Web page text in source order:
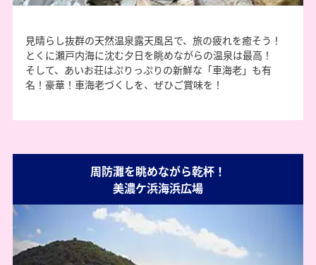
見晴らし抜群の天然温泉露天風呂で、旅の疲れを癒そう！
とくに瀬戸内海に沈む夕日を眺めながらの温泉は最高！
そして、あいお荘はぷりっぷりの新鮮な「車海老」も有
名！豪華！車海老づくしを、ぜひご賞味を！
周防灘を眺めながら乾杯！
美濃ケ浜海浜広場